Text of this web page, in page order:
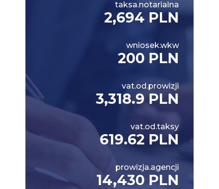
taksa.notarialna
2,694 PLN
wniosek.wkw
200 PLN
vat.od.prowizji
3,318.9 PLN
vat.od.taksy
619.62 PLN
prowizja.agencji
14,430 PLN